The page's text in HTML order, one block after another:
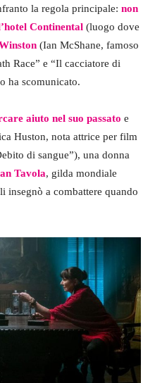
la regola principale: non
Continental (luogo dove
(Ian McShane, famoso
Race” e “Il cacciatore di
ha scomunicato.
aiuto nel suo passato e
Huston, nota attrice per film
di sangue”), una donna
Tavola, gilda mondiale
insegnò a combattere quando